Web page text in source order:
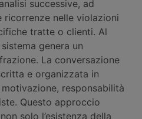
successive, ad
ricorrenze nelle violazioni
tratte o clienti. Al
genera un
La conversazione
e organizzata in
responsabilità
Questo approccio
solo l’esistenza della